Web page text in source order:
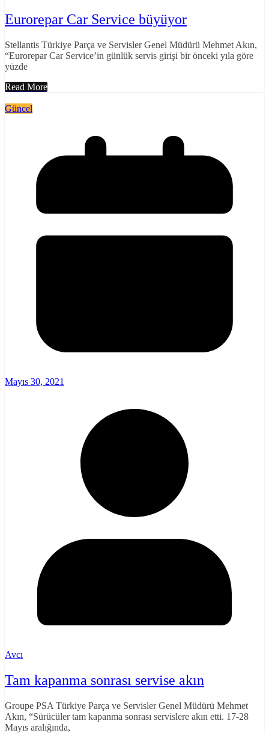
Eurorepar Car Service büyüyor
Stellantis Türkiye Parça ve Servisler Genel Müdürü Mehmet Akın,
“Eurorepar Car Service’in günlük servis girişi bir önceki yıla göre
yüzde
Read More
Güncel
Mayıs 30, 2021
Avcı
Tam kapanma sonrası servise akın
Groupe PSA Türkiye Parça ve Servisler Genel Müdürü Mehmet
Akın, “Sürücüler tam kapanma sonrası servislere akın etti. 17-28
Mayıs aralığında,